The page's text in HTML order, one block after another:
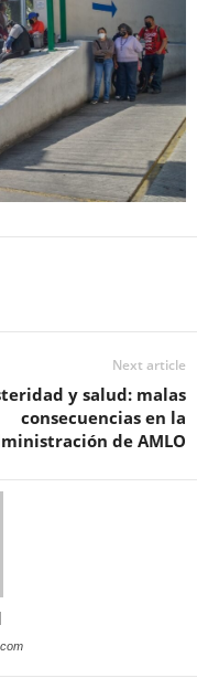
Next article
y salud: malas
consecuencias en la
de AMLO